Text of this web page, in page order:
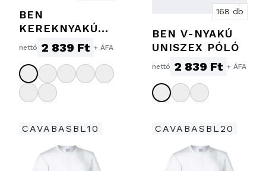
BEN
KEREKNYAKÚ
UNISZEX PÓLÓ
nettó 2 839 Ft + ÁFA
168 db
BEN V-NYAKÚ
UNISZEX PÓLÓ
nettó 2 839 Ft + ÁFA
CAVABASBL10 CAVABASBL20